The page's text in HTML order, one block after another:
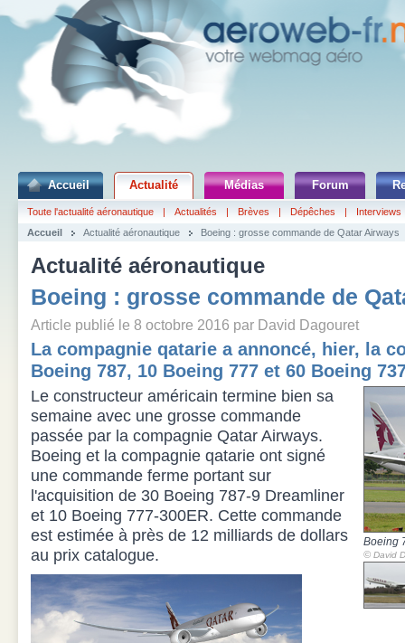
Accueil Actualité Médias Forum
Toute l'actualité aéronautique | Actualités | Brèves | Dépêches |
Interviews
Accueil
Actualité aéronautique Boeing : grosse commande de Qatar Airways
Actualité aéronautique
Boeing : grosse commande de
Article publié le 8 octobre 2016 par David Dagouret
La compagnie qatarie a annoncé, hier, la
Boeing 787, 10 Boeing 777 et 60 Boeing
Boeing
© David
Le constructeur américain termine bien sa
semaine avec une grosse commande
passée par la compagnie Qatar Airways.
Boeing et la compagnie qatarie ont signé
une commande ferme portant sur
l'acquisition de 30 Boeing 787-9 Dreamliner
et 10 Boeing 777-300ER. Cette commande
est estimée à près de 12 milliards de dollars
au prix catalogue.